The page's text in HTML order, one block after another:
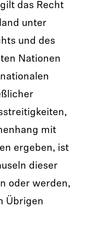
das Recht
unter
und des
Nationen
mit
ergeben, ist
dieser
oder werden,
Übrigen